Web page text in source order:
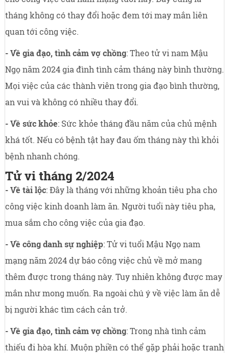
tháng không có thay đổi hoặc đem tới may mắn liên
quan tới công việc.
- Về gia đạo, tình cảm vợ chồng: Theo tử vi nam Mậu
Ngọ năm 2024 gia đình tình cảm tháng này bình thường.
Mọi việc của các thành viên trong gia đạo bình thường,
an vui và không có nhiều thay đổi.
- Về sức khỏe: Sức khỏe tháng đầu năm của chủ mệnh
khá tốt. Nếu có bệnh tật hay đau ốm tháng này thì khỏi
bệnh nhanh chóng.
Tử vi tháng 2/2024
- Về tài lộc: Đây là tháng với những khoản tiêu pha cho
công việc kinh doanh làm ăn. Người tuổi này tiêu pha,
mua sắm cho công việc của gia đạo.
- Về công danh sự nghiệp: Tử vi tuổi Mậu Ngọ nam
mạng năm 2024 dự báo công việc chủ về mở mang
thêm được trong tháng này. Tuy nhiên không được may
mắn như mong muốn. Ra ngoài chú ý về việc làm ăn dễ
bị người khác tìm cách cản trở.
- Về gia đạo, tình cảm vợ chồng: Trong nhà tình cảm
thiếu đi hòa khí. Muộn phiền có thể gặp phải hoặc tranh